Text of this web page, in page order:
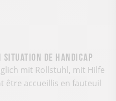
situation de handicap
mit Rollstuhl, mit Hilfe
être accueillis en fauteuil